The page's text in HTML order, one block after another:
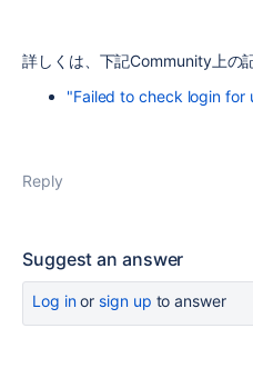
詳しくは、下記Community上の
"Failed to check login
Reply
Suggest an answer
Log inor sign up to answer